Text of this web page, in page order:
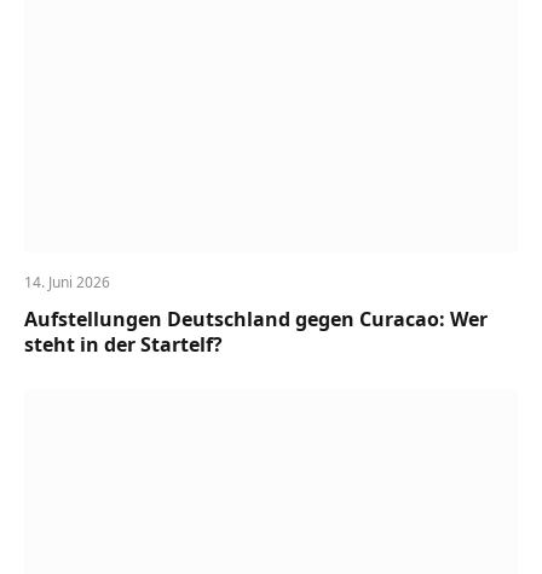
14. Juni 2026
Aufstellungen Deutschland gegen Curacao: Wer
steht in der Startelf?